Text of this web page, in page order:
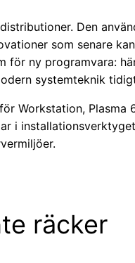
Den
som senare
för ny programvara:
systemteknik
Workstation, Plasma
i
räcker